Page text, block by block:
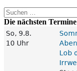
Suchen
nach:
Die nächsten Termine